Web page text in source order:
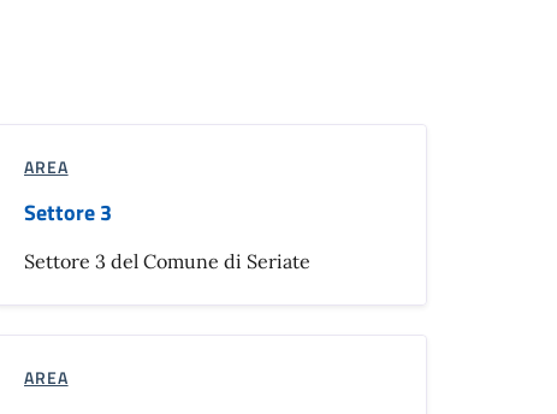
AREA
Settore 3
Settore 3 del Comune di Seriate
AREA